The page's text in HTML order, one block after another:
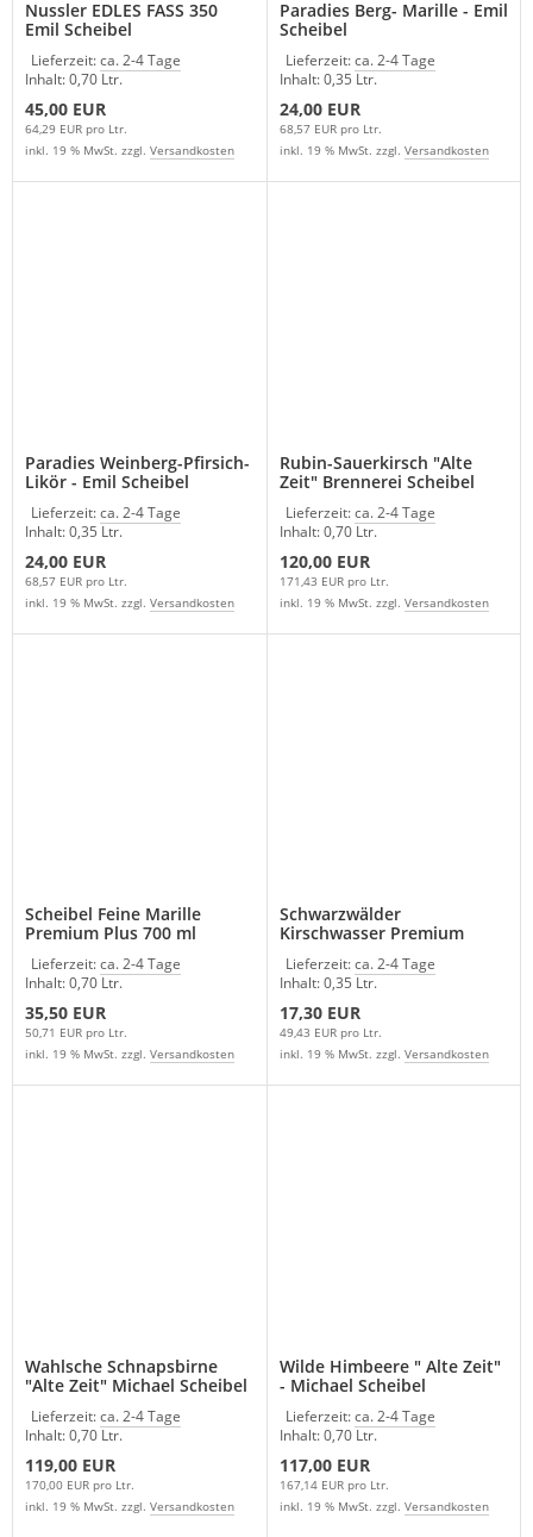
Nussler EDLES FASS 350
Emil Scheibel
Lieferzeit:ca. 2-4 Tage
Inhalt: 0,70 Ltr.
45,00 EUR
64,29 EUR pro Ltr.
inkl. 19 % MwSt. zzgl. Versandkosten
Paradies Berg- Marille - Emil
Scheibel
Lieferzeit:ca. 2-4 Tage
Inhalt: 0,35 Ltr.
24,00 EUR
68,57 EUR pro Ltr.
inkl. 19 % MwSt. zzgl. Versandkosten
Paradies Weinberg-Pfirsich-
Likör - Emil Scheibel
Lieferzeit:ca. 2-4 Tage
Inhalt: 0,35 Ltr.
24,00 EUR
68,57 EUR pro Ltr.
inkl. 19 % MwSt. zzgl. Versandkosten
Rubin-Sauerkirsch "Alte
Zeit" Brennerei Scheibel
Lieferzeit:ca. 2-4 Tage
Inhalt: 0,70 Ltr.
120,00 EUR
171,43 EUR pro Ltr.
inkl. 19 % MwSt. zzgl. Versandkosten
Scheibel Feine Marille
Premium Plus 700 ml
Lieferzeit:ca. 2-4 Tage
Inhalt: 0,70 Ltr.
35,50 EUR
50,71 EUR pro Ltr.
inkl. 19 % MwSt. zzgl. Versandkosten
Schwarzwälder
Kirschwasser Premium
Lieferzeit:ca. 2-4 Tage
Inhalt: 0,35 Ltr.
17,30 EUR
49,43 EUR pro Ltr.
inkl. 19 % MwSt. zzgl. Versandkosten
Wahlsche Schnapsbirne
"Alte Zeit" Michael Scheibel
Lieferzeit:ca. 2-4 Tage
Inhalt: 0,70 Ltr.
119,00 EUR
170,00 EUR pro Ltr.
inkl. 19 % MwSt. zzgl. Versandkosten
Wilde Himbeere " Alte Zeit"
- Michael Scheibel
Lieferzeit:ca. 2-4 Tage
Inhalt: 0,70 Ltr.
117,00 EUR
167,14 EUR pro Ltr.
inkl. 19 % MwSt. zzgl. Versandkosten